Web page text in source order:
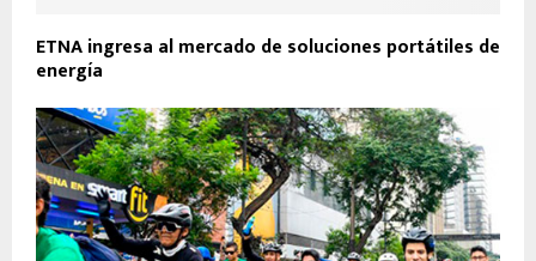
ETNA ingresa al mercado de soluciones portátiles de
energía